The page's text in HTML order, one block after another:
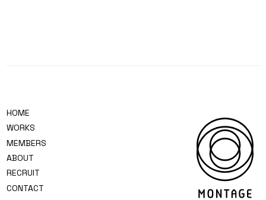
HOME
WORKS
MEMBERS
ABOUT
RECRUIT
CONTACT